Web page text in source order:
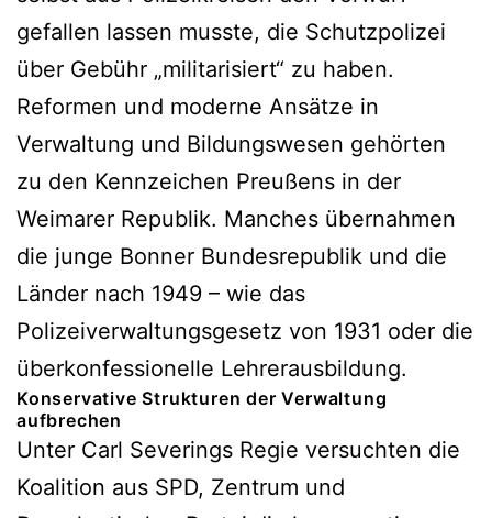
gefallen lassen musste, die Schutzpolizei
über Gebühr „militarisiert“ zu haben.
Reformen und moderne Ansätze in
Verwaltung und Bildungswesen gehörten
zu den Kennzeichen Preußens in der
Weimarer Republik. Manches übernahmen
die junge Bonner Bundesrepublik und die
Länder nach 1949 – wie das
Polizeiverwaltungsgesetz von 1931 oder die
überkonfessionelle Lehrerausbildung.
Konservative Strukturen der Verwaltung
aufbrechen
Unter Carl Severings Regie versuchten die
Koalition aus SPD, Zentrum und